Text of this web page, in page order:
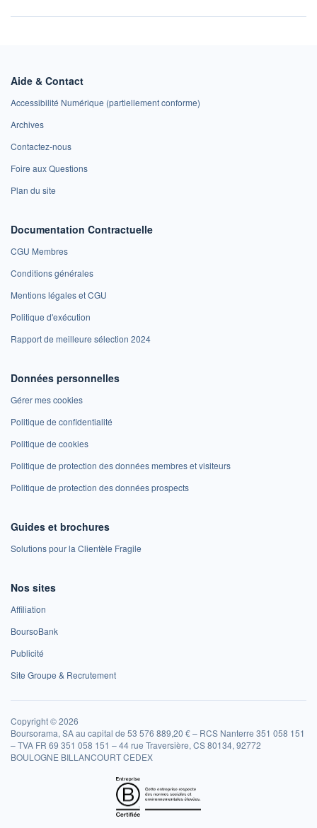
Aide & Contact
Accessibilité Numérique (partiellement conforme)
Archives
Contactez-nous
Foire aux Questions
Plan du site
Documentation Contractuelle
CGU Membres
Conditions générales
Mentions légales et CGU
Politique d'exécution
Rapport de meilleure sélection 2024
Données personnelles
Gérer mes cookies
Politique de confidentialité
Politique de cookies
Politique de protection des données membres et visiteurs
Politique de protection des données prospects
Guides et brochures
Solutions pour la Clientèle Fragile
Nos sites
Affiliation
BoursoBank
Publicité
Site Groupe & Recrutement
Copyright © 2026
Boursorama, SA au capital de 53 576 889,20 € – RCS Nanterre 351 058 151
– TVA FR 69 351 058 151 – 44 rue Traversière, CS 80134, 92772
BOULOGNE BILLANCOURT CEDEX